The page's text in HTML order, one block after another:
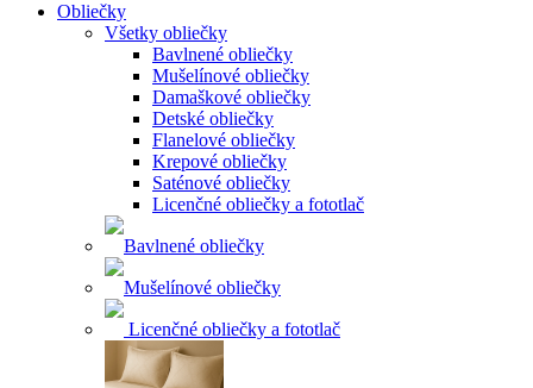
Obliečky
Všetky obliečky
Bavlnené obliečky
Mušelínové obliečky
Damaškové obliečky
Detské obliečky
Flanelové obliečky
Krepové obliečky
Saténové obliečky
Licenčné obliečky a fototlač
Bavlnené obliečky
Mušelínové obliečky
Licenčné obliečky a fototlač